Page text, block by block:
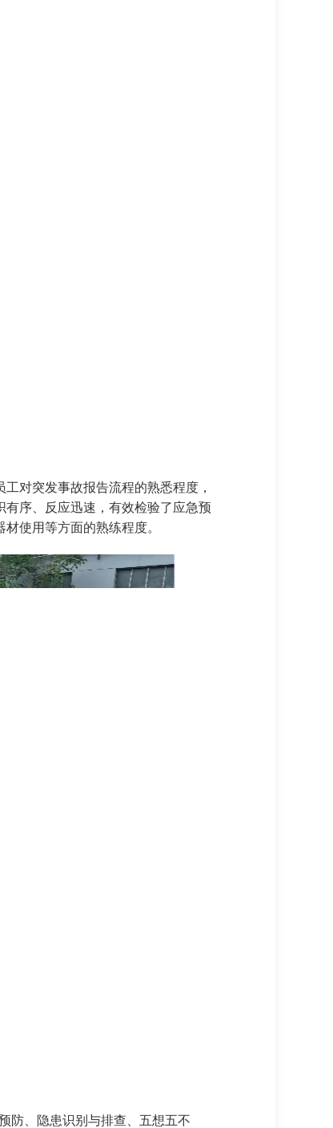
对突发事故报告流程的熟悉程度，
序、反应迅速，有效检验了应急预
使用等方面的熟练程度。
防、隐患识别与排查、五想五不